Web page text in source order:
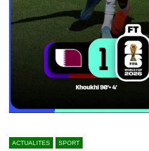
ACTUALITES SPORT